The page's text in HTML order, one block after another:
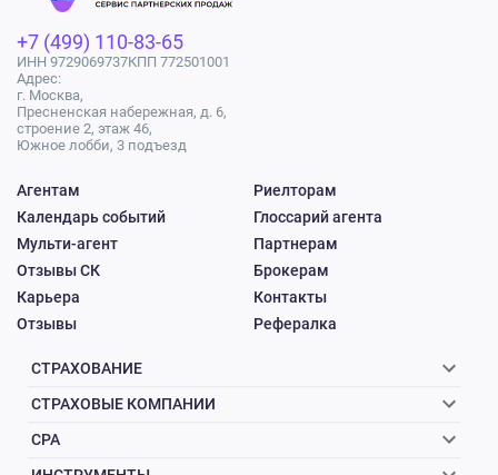
+7 (499) 110-83-65
ИНН 9729069737КПП 772501001
Адрес:
г. Москва,
Пресненская набережная, д. 6,
строение 2, этаж 46,
Южное лобби, 3 подъезд
Агентам
Риелторам
Календарь событий
Глоссарий агента
Мульти-агент
Партнерам
Отзывы СК
Брокерам
Карьера
Контакты
Отзывы
Рефералка
СТРАХОВАНИЕ
СТРАХОВЫЕ КОМПАНИИ
CPA